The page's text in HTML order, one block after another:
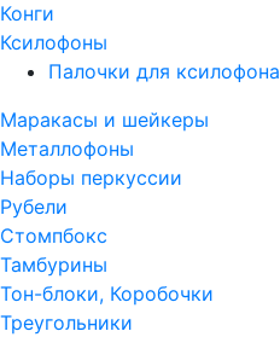
Конги
Ксилофоны
Палочки для ксилофона
Маракасы и шейкеры
Металлофоны
Наборы перкуссии
Рубели
Стомпбокс
Тамбурины
Тон-блоки, Коробочки
Треугольники